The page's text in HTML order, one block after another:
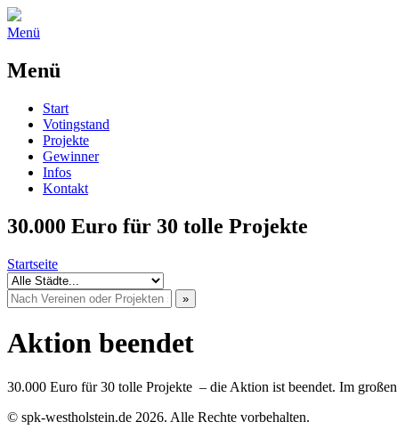
Menü
Menü
Start
Votingstand
Projekte
Gewinner
Infos
Kontakt
30.000 Euro für 30 tolle Projekte
Startseite
Aktion beendet
30.000 Euro für 30 tolle Projekte – die Aktion ist beendet. Im großen
© spk-westholstein.de 2026. Alle Rechte vorbehalten.